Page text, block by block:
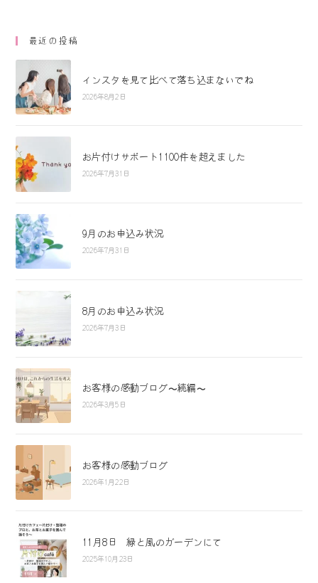
最近の投稿
インスタを見て比べて落ち込まないでね
2026年8月2日
お片付けサポート1100件を超えました
2026年7月31日
9月のお申込み状況
2026年7月31日
8月のお申込み状況
2026年7月3日
お客様の感動ブログ〜続編〜
2026年3月5日
お客様の感動ブログ
2026年1月22日
11月8日 緑と風のガーデンにて
2025年10月23日